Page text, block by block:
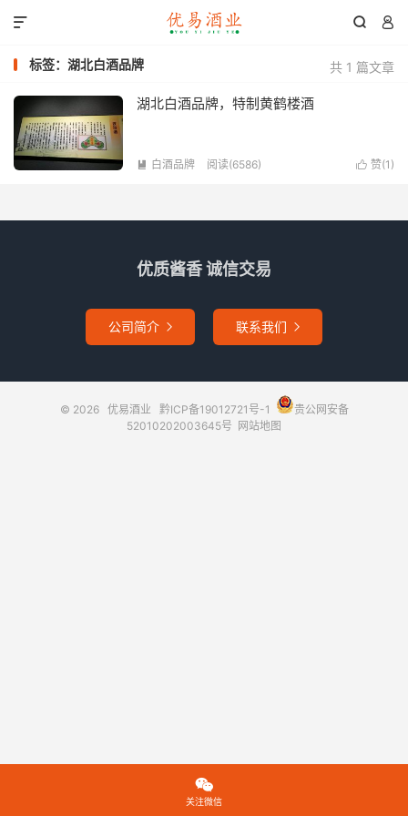
 

共 1 篇文章
标签：湖北白酒品牌
湖北白酒品牌，特制黄鹤楼酒
 赞(1 )
 白酒品牌 阅读(6586)
优质酱香 诚信交易
公司简介  联系我们 
© 2026 优易酒业 黔ICP备19012721号-1
贵公网安备
52010202003645号 网站地图

关注微信